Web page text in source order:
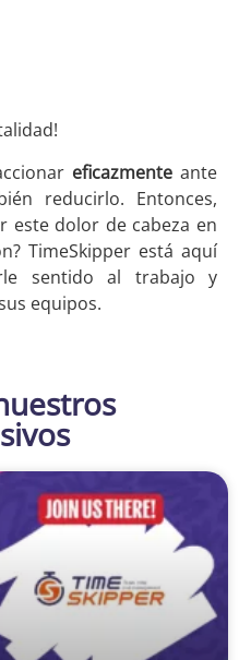
eficazmente ante
reducirlo. Entonces,
este dolor de cabeza en
TimeSkipper está aquí
sentido al trabajo y
equipos.